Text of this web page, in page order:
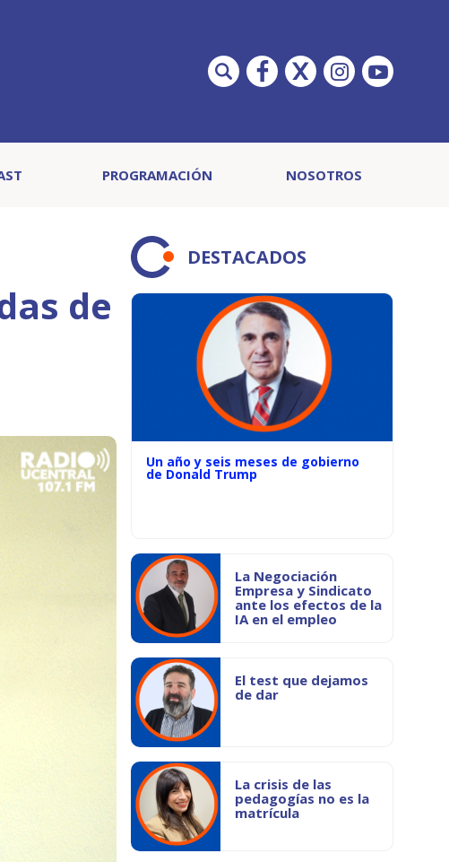
PROGRAMACIÓN NOSOTROS
de
DESTACADOS
Un año y seis meses de gobierno
de Donald Trump
La Negociación
Empresa y Sindicato
ante los efectos de la
IA en el empleo
El test que dejamos
de dar
La crisis de las
pedagogías no es la
matrícula